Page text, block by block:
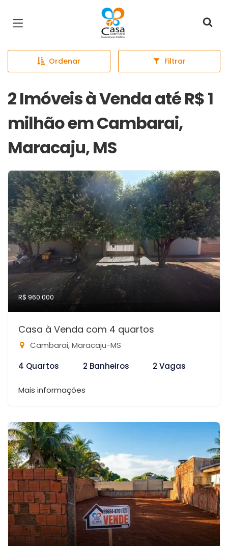
Página inicial
Ordenar Filtrar
2 Imóveis à Venda até R$ 1
milhão em Cambarai,
Maracaju, MS
R$ 960.000
Casa à Venda com 4 quartos
Cambarai, Maracaju-MS
4 Quartos
2 Banheiros 2 Vagas
Mais informações